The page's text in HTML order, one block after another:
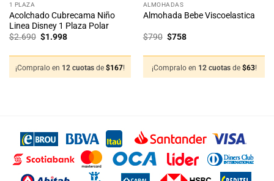
1 PLAZA
Acolchado Cubrecama Niño
Linea Disney 1 Plaza Polar
$2.690 El
$2.690.
$1.998El
$1.998.
¡Compralo en 12 cuotas de $167!
ALMOHADAS
Almohada Bebe Viscoelastica
$790 El
$790.
$758El
$758.
¡Compralo en 12 cuotas de $63!